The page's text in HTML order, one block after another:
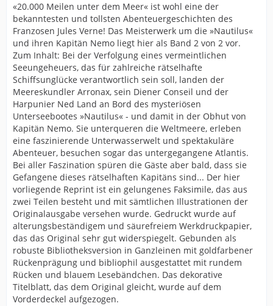
«20.000 Meilen unter dem Meer« ist wohl eine der
bekanntesten und tollsten Abenteuergeschichten des
Franzosen Jules Verne! Das Meisterwerk um die »Nautilus«
und ihren Kapitän Nemo liegt hier als Band 2 von 2 vor.
Zum Inhalt: Bei der Verfolgung eines vermeintlichen
Seeungeheuers, das für zahlreiche rätselhafte
Schiffsunglücke verantwortlich sein soll, landen der
Meereskundler Arronax, sein Diener Conseil und der
Harpunier Ned Land an Bord des mysteriösen
Unterseebootes »Nautilus« - und damit in der Obhut von
Kapitän Nemo. Sie unterqueren die Weltmeere, erleben
eine faszinierende Unterwasserwelt und spektakuläre
Abenteuer, besuchen sogar das untergegangene Atlantis.
Bei aller Faszination spüren die Gäste aber bald, dass sie
Gefangene dieses rätselhaften Kapitäns sind... Der hier
vorliegende Reprint ist ein gelungenes Faksimile, das aus
zwei Teilen besteht und mit sämtlichen Illustrationen der
Originalausgabe versehen wurde. Gedruckt wurde auf
alterungsbeständigem und säurefreiem Werkdruckpapier,
das das Original sehr gut widerspiegelt. Gebunden als
robuste Bibliotheksversion in Ganzleinen mit goldfarbener
Rückenprägung und bibliophil ausgestattet mit rundem
Rücken und blauem Lesebändchen. Das dekorative
Titelblatt, das dem Original gleicht, wurde auf dem
Vorderdeckel aufgezogen.